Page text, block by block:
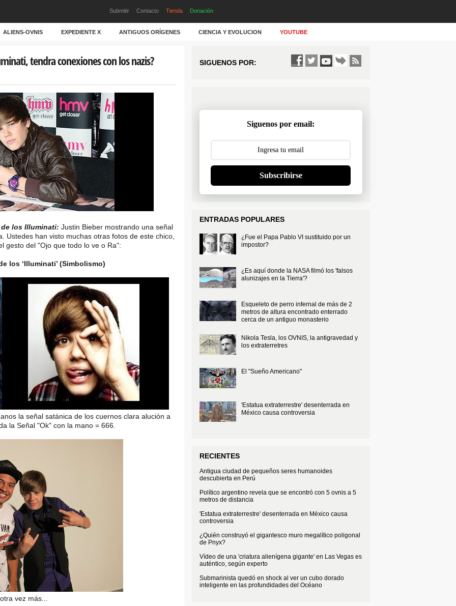
Submitir Contacto Tienda Donación
ALIENS-OVNIS EXPEDIENTE X ANTIGUOS ORÍGENES CIENCIA Y EVOLUCION YOUTUBE
tendra conexiones con los nazis?
los Illuminati: Justin Bieber mostrando una señal
Ustedes han visto muchas otras fotos de este chico,
gesto del "Ojo que todo lo ve o Ra":
los ‘Illuminati’ (Simbolismo)
la señal satánica de los cuernos clara alución a
la Señal "Ok" con la mano = 666.
vez más...
SIGUENOS POR:
Siguenos por email:
Subscribirse
ENTRADAS POPULARES
¿Fue el Papa Pablo VI sustituido por un
impostor?
¿Es aquí donde la NASA filmó los 'falsos
alunizajes en la Tierra'?
Esqueleto de perro infernal de más de 2
metros de altura encontrado enterrado
cerca de un antiguo monasterio
Nikola Tesla, los OVNIS, la antigravedad y
los extraterretres
El "Sueño Americano"
'Estatua extraterrestre' desenterrada en
México causa controversia
RECIENTES
Antigua ciudad de pequeños seres humanoides
descubierta en Perú
Político argentino revela que se encontró con 5 ovnis a 5
metros de distancia
'Estatua extraterrestre' desenterrada en México causa
controversia
¿Quién construyó el gigantesco muro megalítico poligonal
de Pnyx?
Vídeo de una 'criatura alienígena gigante' en Las Vegas es
auténtico, según experto
Submarinista quedó en shock al ver un cubo dorado
inteligente en las profundidades del Océano